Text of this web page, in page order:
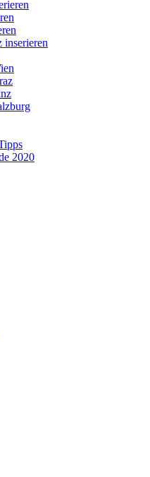
inserieren
2020